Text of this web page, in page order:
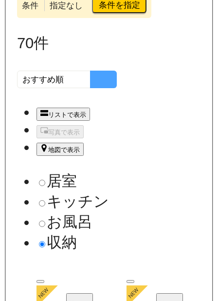
条件 指定なし 条件を指定
70件
リストで表示
写真で表示
地図で表示
居室
キッチン
お風呂
収納